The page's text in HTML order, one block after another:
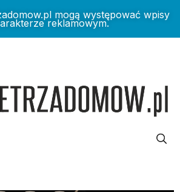
mogą występować wpisy
reklamowym.